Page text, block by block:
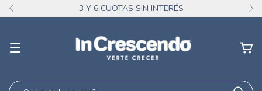
3 Y 6 CUOTAS SIN INTERÉS